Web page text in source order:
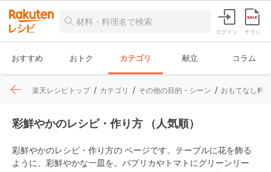
ログイン チラシ
おすすめ おトク カテゴリ 献立 コラム
楽天レシピトップ カテゴリ その他の目的・シーン おもてなし料理
彩鮮やかのレシピ・作り方 （人気順）
彩鮮やかのレシピ・作り方の ページです。テーブルに花を飾る
ように、彩鮮やかな一皿を。パプリカやトマトにグリーンリー